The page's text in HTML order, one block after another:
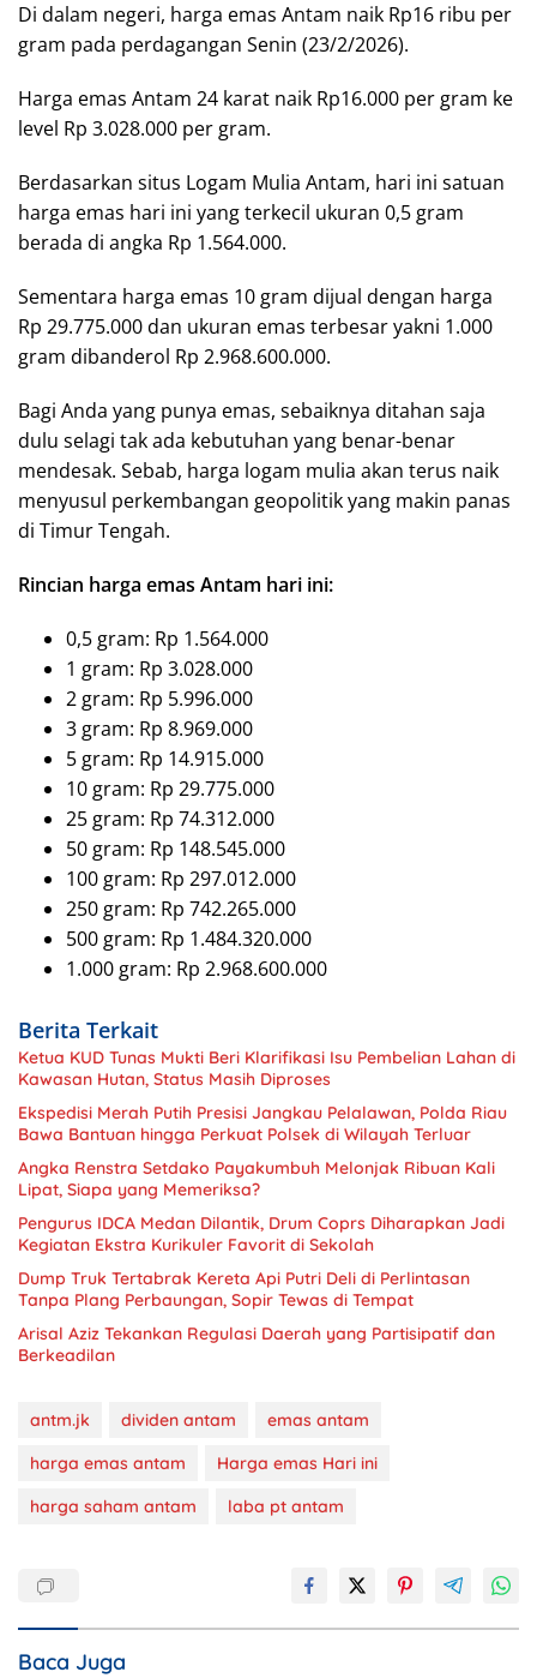
Di dalam negeri, harga emas Antam naik Rp16 ribu per
gram pada perdagangan Senin (23/2/2026).
Harga emas Antam 24 karat naik Rp16.000 per gram ke
level Rp 3.028.000 per gram.
Berdasarkan situs Logam Mulia Antam, hari ini satuan
harga emas hari ini yang terkecil ukuran 0,5 gram
berada di angka Rp 1.564.000.
Sementara harga emas 10 gram dijual dengan harga
Rp 29.775.000 dan ukuran emas terbesar yakni 1.000
gram dibanderol Rp 2.968.600.000.
Bagi Anda yang punya emas, sebaiknya ditahan saja
dulu selagi tak ada kebutuhan yang benar-benar
mendesak. Sebab, harga logam mulia akan terus naik
menyusul perkembangan geopolitik yang makin panas
di Timur Tengah.
Rincian harga emas Antam hari ini:
0,5 gram: Rp 1.564.000
1 gram: Rp 3.028.000
2 gram: Rp 5.996.000
3 gram: Rp 8.969.000
5 gram: Rp 14.915.000
10 gram: Rp 29.775.000
25 gram: Rp 74.312.000
50 gram: Rp 148.545.000
100 gram: Rp 297.012.000
250 gram: Rp 742.265.000
500 gram: Rp 1.484.320.000
1.000 gram: Rp 2.968.600.000
Berita Terkait
Ketua KUD Tunas Mukti Beri Klarifikasi Isu Pembelian Lahan di
Kawasan Hutan, Status Masih Diproses
Ekspedisi Merah Putih Presisi Jangkau Pelalawan, Polda Riau
Bawa Bantuan hingga Perkuat Polsek di Wilayah Terluar
Angka Renstra Setdako Payakumbuh Melonjak Ribuan Kali
Lipat, Siapa yang Memeriksa?
Pengurus IDCA Medan Dilantik, Drum Coprs Diharapkan Jadi
Kegiatan Ekstra Kurikuler Favorit di Sekolah
Dump Truk Tertabrak Kereta Api Putri Deli di Perlintasan
Tanpa Plang Perbaungan, Sopir Tewas di Tempat
Arisal Aziz Tekankan Regulasi Daerah yang Partisipatif dan
Berkeadilan
antm.jk dividen antam
emas antam
harga emas antam
Harga emas Hari ini
harga saham antam
laba pt antam
Baca Juga